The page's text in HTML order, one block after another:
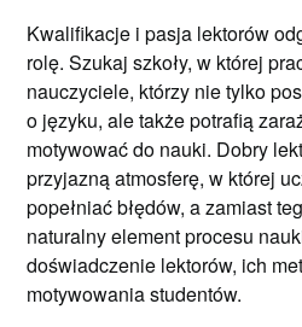
Kwalifikacje i pasja lektorów
rolę. Szukaj szkoły, w której
nauczyciele, którzy nie tylko
o języku, ale także potrafią
motywować do nauki. Dobry
przyjazną atmosferę, w której
popełniać błędów, a zamiast
naturalny element procesu
doświadczenie lektorów, ich
motywowania studentów.